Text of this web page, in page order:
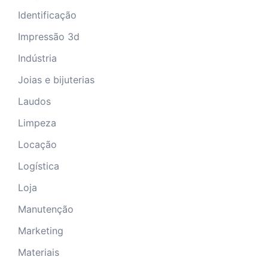
Identificação
Impressão 3d
Indústria
Joias e bijuterias
Laudos
Limpeza
Locação
Logística
Loja
Manutenção
Marketing
Materiais